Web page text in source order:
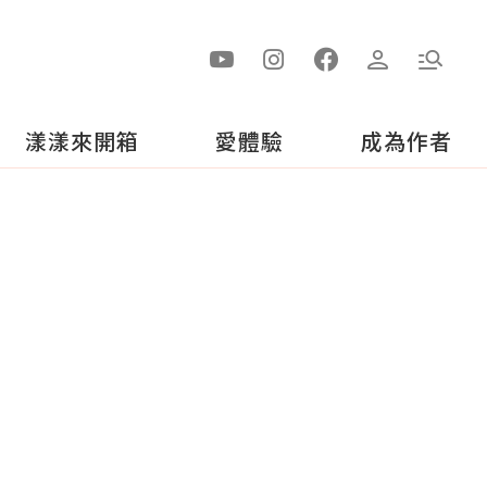
漾漾來開箱 愛體驗 成為作者